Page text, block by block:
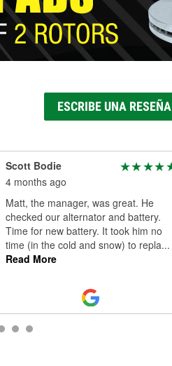
ESCRIBE UNA RESEÑA
Scott Bodie
4 months ago
Matt, the manager, was great. He
checked our alternator and battery.
Time for new battery. It took him no
time (in the cold and snow) to repla...
Read More